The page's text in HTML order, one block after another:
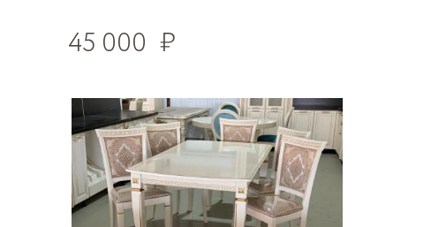
45 000 ₽